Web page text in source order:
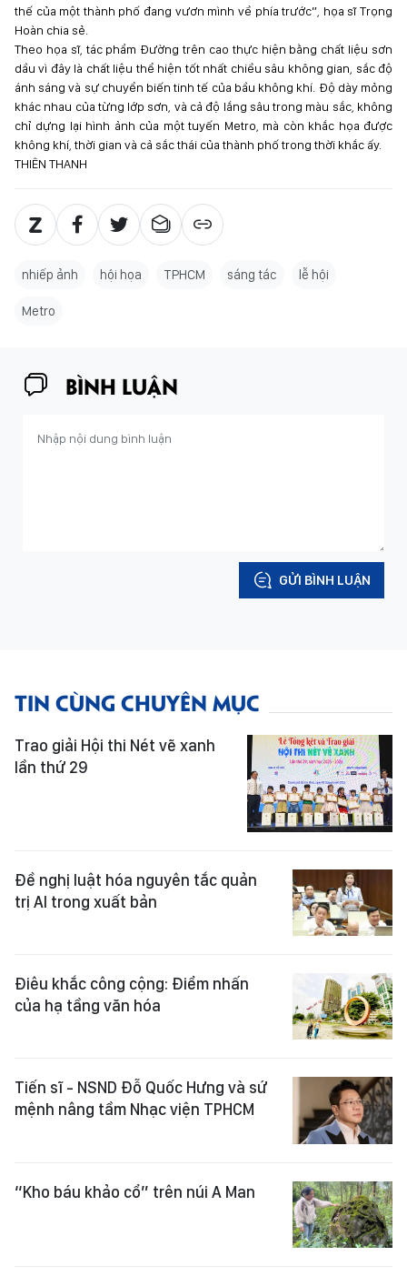
thế của một thành phố đang vươn mình về phía trước”, họa sĩ Trọng
Hoàn chia sẻ.
Theo họa sĩ, tác phẩm Đường trên cao thực hiện bằng chất liệu sơn
dầu vì đây là chất liệu thể hiện tốt nhất chiều sâu không gian, sắc độ
ánh sáng và sự chuyển biến tinh tế của bầu không khí. Độ dày mỏng
khác nhau của từng lớp sơn, và cả độ lắng sâu trong màu sắc, không
chỉ dựng lại hình ảnh của một tuyến Metro, mà còn khắc họa được
không khí, thời gian và cả sắc thái của thành phố trong thời khắc ấy.
THIÊN THANH
nhiếp ảnh hội họa TPHCM sáng tác lễ hội
Metro
BÌNH LUẬN
GỬI BÌNH LUẬN
TIN CÙNG CHUYÊN MỤC
Trao giải Hội thi Nét vẽ xanh
lần thứ 29
Đề nghị luật hóa nguyên tắc quản
trị AI trong xuất bản
Điêu khắc công cộng: Điểm nhấn
của hạ tầng văn hóa
Tiến sĩ - NSND Đỗ Quốc Hưng và sứ
mệnh nâng tầm Nhạc viện TPHCM
“Kho báu khảo cổ” trên núi A Man